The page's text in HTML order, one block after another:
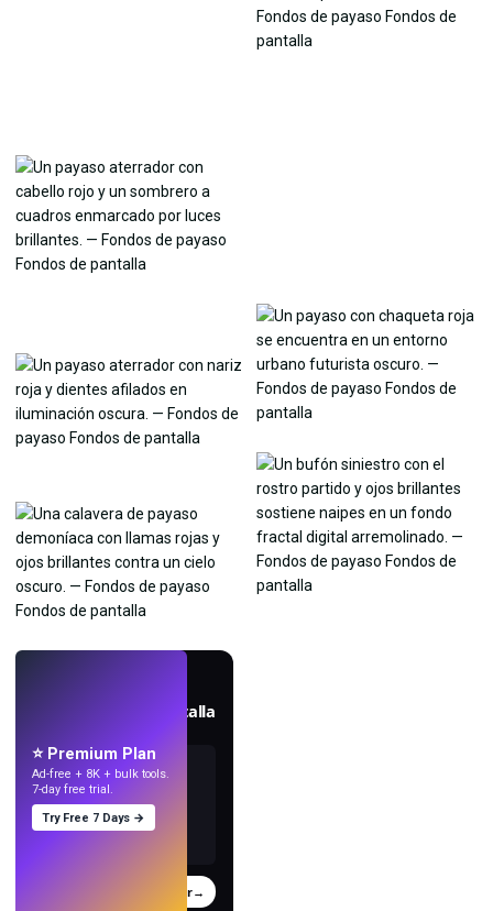
Crea fondos de pantalla
Probar →
⭐ Premium Plan
Ad-free + 8K + bulk tools.
7-day free trial.
Try Free 7 Days →